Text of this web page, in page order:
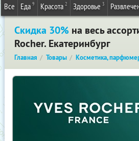
Все Еда 9 Красота 2 Здоровье 3
Скидка 30% на весь
Rocher. Екатеринбург
Главная Товары Косметика,